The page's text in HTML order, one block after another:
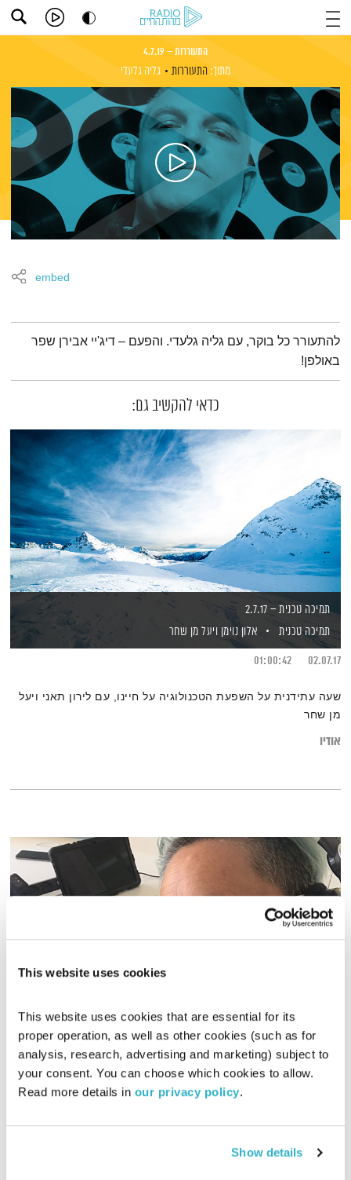
This website uses cookies
This website uses cookies that are essential for its
proper operation, as well as other cookies (such as for
analysis, research, advertising and marketing) subject to
your consent. You can choose which cookies to allow.
Read more details in our privacy policy.
Show details
התעוררות – 4.7.19
מתוך: התעוררות גליה גלעדי
embed
תמצית הפודקאסט
להתעורר כל בוקר, עם גליה גלעדי. והפעם – דיג'יי אבירן שפר
באולפן!
כדאי להקשיב גם:
תמיכה טכנית – 2.7.17
תמיכה טכנית
אלון נוימן ויעל מן שחר
02.07.17
01:00:42
שעה עתידנית על השפעת הטכנולוגיה על חיינו, עם לירון תאני ויעל
מן שחר
אודיו
הדיבור של אליוט – 3.7.23
הדיבור של אליוט
אליוט
03.07.23
01:58:15
אודיו